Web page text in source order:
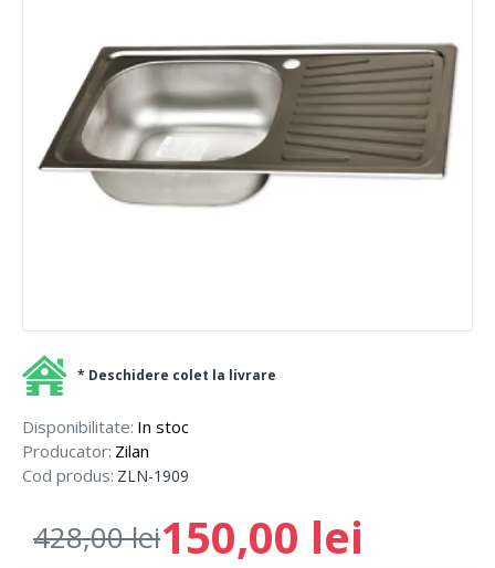
Disponibilitate: In stoc
Producator: Zilan
Cod produs: ZLN-1909
150,00 lei
428,00 lei
* Deschidere colet la livrare